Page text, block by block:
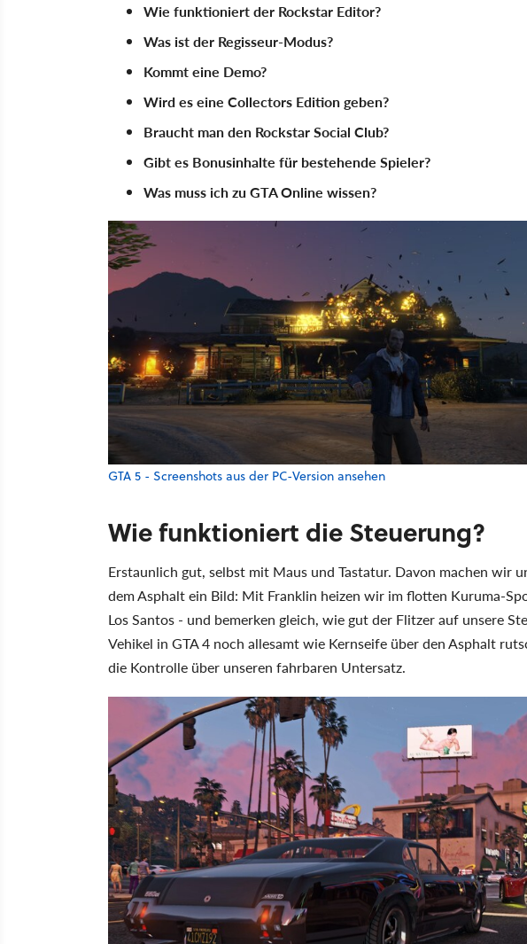
Wie funktioniert der Rockstar Editor?
Was ist der Regisseur-Modus?
Kommt eine Demo?
Wird es eine Collectors Edition geben?
Braucht man den Rockstar Social Club?
Gibt es Bonusinhalte für bestehende Spieler?
Was muss ich zu GTA Online wissen?
GTA 5 - Screenshots aus der PC-Version ansehen
Wie funktioniert die Steuerung?
Erstaunlich gut, selbst mit Maus und Tastatur. Davon machen wir
dem Asphalt ein Bild: Mit Franklin heizen wir im flotten Kuruma-
Los Santos - und bemerken gleich, wie gut der Flitzer auf unsere
Vehikel in GTA 4 noch allesamt wie Kernseife über den Asphalt
die Kontrolle über unseren fahrbaren Untersatz.